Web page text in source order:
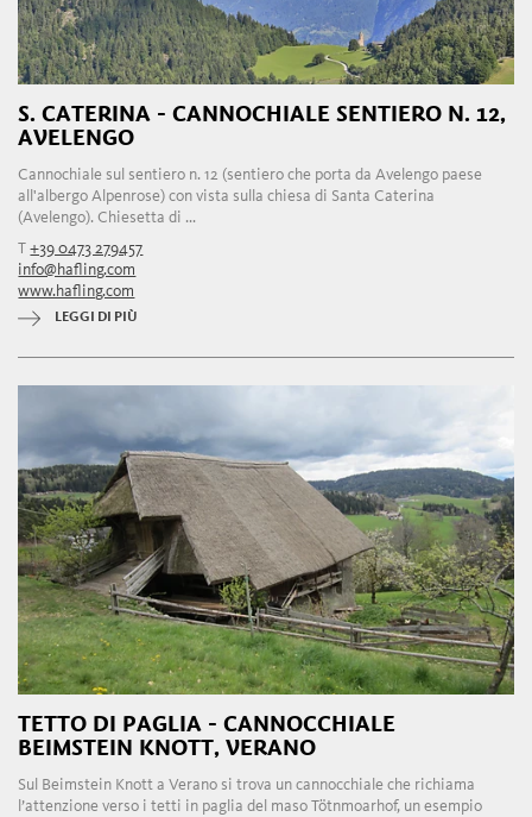
S. CATERINA - CANNOCHIALE SENTIERO N. 12,
AVELENGO
Cannochiale sul sentiero n. 12 (sentiero che porta da Avelengo paese
all'albergo Alpenrose) con vista sulla chiesa di Santa Caterina
(Avelengo). Chiesetta di ...
T+39 0473 279457
info@hafling.com
www.hafling.com
LEGGI DI PIÙ
TETTO DI PAGLIA - CANNOCCHIALE
BEIMSTEIN KNOTT, VERANO
Sul Beimstein Knott a Verano si trova un cannocchiale che richiama
l’attenzione verso i tetti in paglia del maso Tötnmoarhof, un esempio